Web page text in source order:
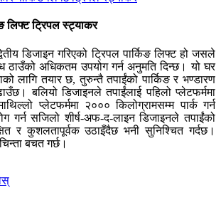
लिफ्ट ट्रिपल स्ट्याकर
डिजाइन गरिएको ट्रिपल पार्किङ लिफ्ट हो जसले
ठाउँको अधिकतम उपयोग गर्न अनुमति दिन्छ। यो घर
लागि तयार छ, तुरुन्तै तपाईंको पार्किङ र भण्डारण
बलियो डिजाइनले तपाईंलाई पहिलो प्लेटफर्ममा
प्लेटफर्ममा २००० किलोग्रामसम्म पार्क गर्न
गर्न सजिलो शीर्ष-अफ-द-लाइन डिजाइनले तपाईंको
र कुशलतापूर्वक उठाइँदैछ भनी सुनिश्चित गर्दछ।
बचत गर्छ।